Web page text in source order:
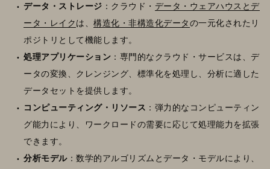
データ・ストレージ ：クラウド・ データ・ウェアハウスとデ
ータ・レイクは、 構造化・非構造化データの一元化されたリ
ポジトリとして機能します。
処理アプリケーション ：専門的なクラウド・サービスは、デ
ータの変換、クレンジング、標準化を処理し、分析に適した
データセットを提供します。
コンピューティング・リソース ：弾力的なコンピューティン
グ能力により、ワークロードの需要に応じて処理能力を拡張
できます。
分析モデル：数学的アルゴリズムとデータ・モデルにより、